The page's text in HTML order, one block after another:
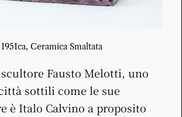
Ceramica Smaltata
Fausto Melotti, uno
sottili come le sue
è Italo Calvino a proposito